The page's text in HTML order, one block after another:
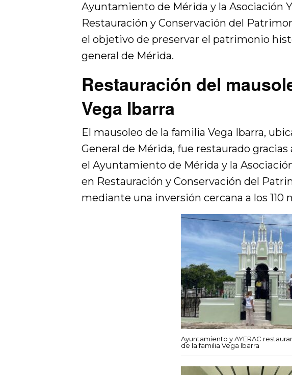
Ayuntamiento de Mérida y la Asociación
Restauración y Conservación del
el objetivo de preservar el patrimonio
general de Mérida.
Restauración del
Vega Ibarra
El mausoleo de la familia Vega Ibarra,
General de Mérida, fue restaurado
el Ayuntamiento de Mérida y la
en Restauración y Conservación del
mediante una inversión cercana a los 110
Ayuntamiento y AYERAC
de la familia Vega Ibarra